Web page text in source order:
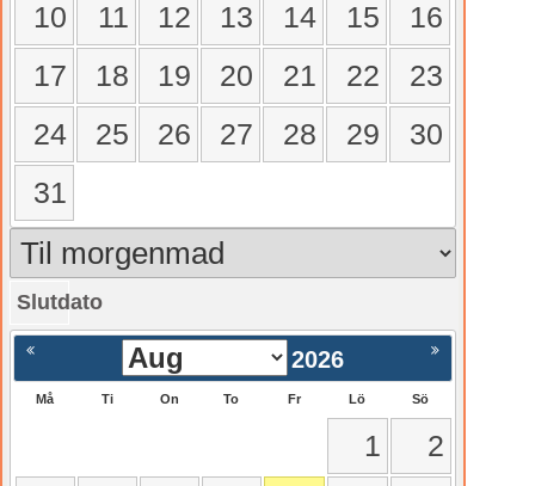
10
11 12 13 14 15
16
17
18 19 20 21 22
23
24
25 26 27 28 29
30
31
Slutdato
Nästa >
2026
Må Ti On To Fr Lö Sö
1
2